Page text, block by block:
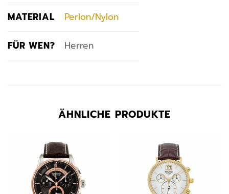
MATERIAL Perlon/Nylon
FÜR WEN? Herren
ÄHNLICHE PRODUKTE